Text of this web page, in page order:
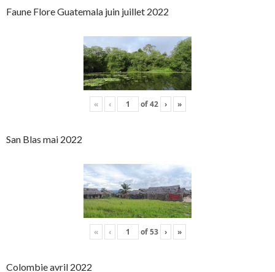
Faune Flore Guatemala juin juillet 2022
« ‹ of42 › »
San Blas mai 2022
« ‹ of53 › »
Colombie avril 2022